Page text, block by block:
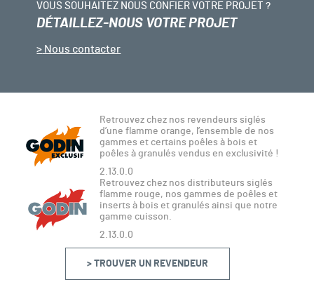
VOUS SOUHAITEZ NOUS CONFIER VOTRE PROJET ?
DÉTAILLEZ-NOUS VOTRE PROJET
Nous contacter
Retrouvez chez nos revendeurs siglés
d’une flamme orange, l’ensemble de nos
gammes et certains poêles à bois et
poêles à granulés vendus en exclusivité !
2.13.0.0
Retrouvez chez nos distributeurs siglés
flamme rouge, nos gammes de poêles et
inserts à bois et granulés ainsi que notre
gamme cuisson.
2.13.0.0
> TROUVER UN REVENDEUR